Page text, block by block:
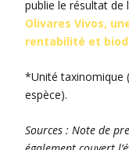
publie le résultat de
Olivares Vivos,
rentabilité et
*Unité taxinomique
espèce).
Sources : Note de